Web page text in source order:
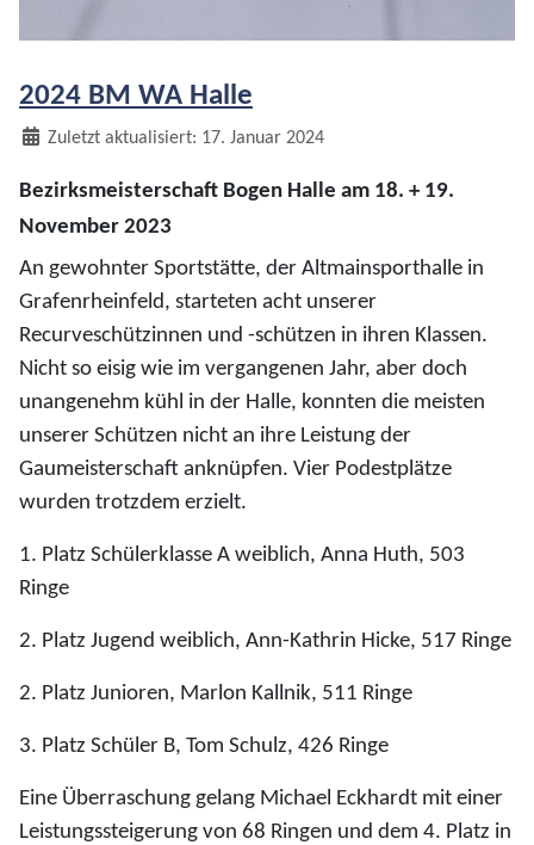
2024 BM WA Halle
DetailsZuletzt aktualisiert: 17. Januar 2024
Bezirksmeisterschaft Bogen Halle am 18. + 19.
November 2023
An gewohnter Sportstätte, der Altmainsporthalle in
Grafenrheinfeld, starteten acht unserer
Recurveschützinnen und -schützen in ihren Klassen.
Nicht so eisig wie im vergangenen Jahr, aber doch
unangenehm kühl in der Halle, konnten die meisten
unserer Schützen nicht an ihre Leistung der
Gaumeisterschaft anknüpfen. Vier Podestplätze
wurden trotzdem erzielt.
1. Platz Schülerklasse A weiblich, Anna Huth, 503
Ringe
2. Platz Jugend weiblich, Ann-Kathrin Hicke, 517 Ringe
2. Platz Junioren, Marlon Kallnik, 511 Ringe
3. Platz Schüler B, Tom Schulz, 426 Ringe
Eine Überraschung gelang Michael Eckhardt mit einer
Leistungssteigerung von 68 Ringen und dem 4. Platz in